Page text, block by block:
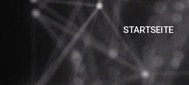
STARTSEITE